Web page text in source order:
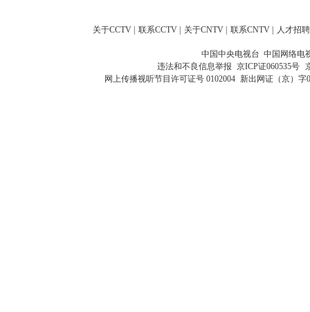
关于CCTV 联系CCTV 关于CNTV 联系CNTV 人才招聘
中国中央电视台 中国网络电
违法和不良信息举报 京ICP证060535号
网上传播视听节目许可证号 0102004 新出网证（京）